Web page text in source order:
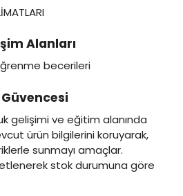
Alanları
becerileri
gelişimi ve eğitim alanında
ürün bilgilerini koruyarak,
sunmayı amaçlar.
stok durumuna göre